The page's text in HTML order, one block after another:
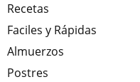
Recetas
Faciles y Rápidas
Almuerzos
Postres